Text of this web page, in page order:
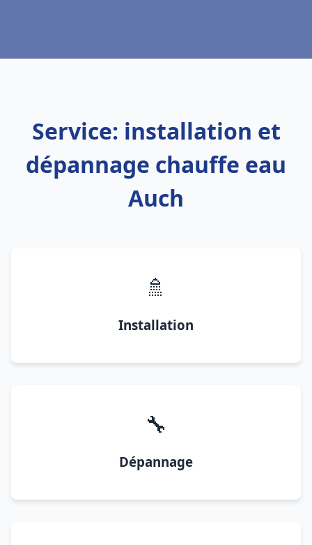
Service: installation et
dépannage chauffe eau
Auch
🚿
Installation
🔧
Dépannage